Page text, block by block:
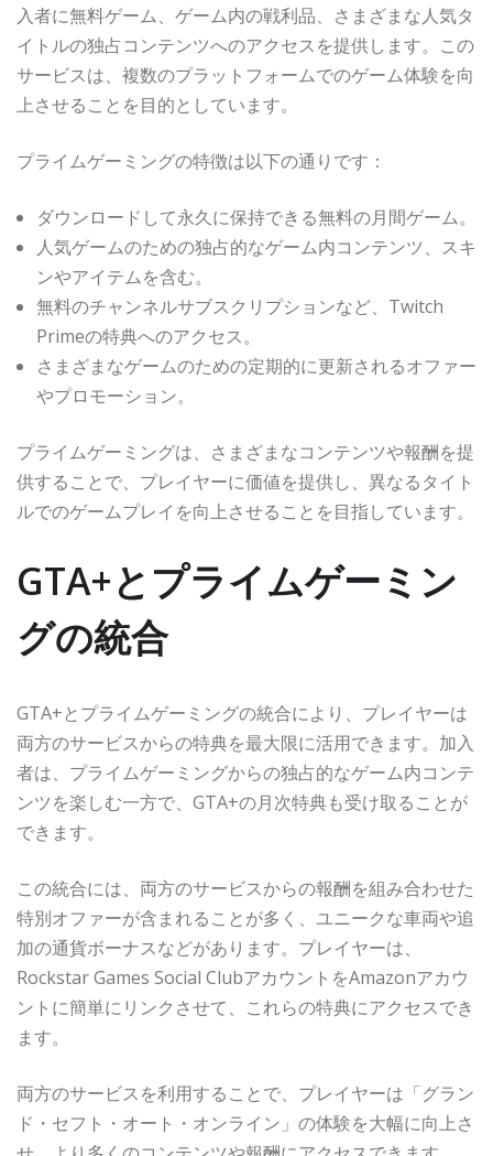
入者に無料ゲーム、ゲーム内の戦利品、さまざまな人気タ
イトルの独占コンテンツへのアクセスを提供します。この
サービスは、複数のプラットフォームでのゲーム体験を向
上させることを目的としています。
プライムゲーミングの特徴は以下の通りです：
ダウンロードして永久に保持できる無料の月間ゲーム。
人気ゲームのための独占的なゲーム内コンテンツ、スキ
ンやアイテムを含む。
無料のチャンネルサブスクリプションなど、Twitch
Primeの特典へのアクセス。
さまざまなゲームのための定期的に更新されるオファー
やプロモーション。
プライムゲーミングは、さまざまなコンテンツや報酬を提
供することで、プレイヤーに価値を提供し、異なるタイト
ルでのゲームプレイを向上させることを目指しています。
GTA+とプライムゲーミン
グの統合
GTA+とプライムゲーミングの統合により、プレイヤーは
両方のサービスからの特典を最大限に活用できます。加入
者は、プライムゲーミングからの独占的なゲーム内コンテ
ンツを楽しむ一方で、GTA+の月次特典も受け取ることが
できます。
この統合には、両方のサービスからの報酬を組み合わせた
特別オファーが含まれることが多く、ユニークな車両や追
加の通貨ボーナスなどがあります。プレイヤーは、
Rockstar Games Social ClubアカウントをAmazonアカウ
ントに簡単にリンクさせて、これらの特典にアクセスでき
ます。
両方のサービスを利用することで、プレイヤーは「グラン
ド・セフト・オート・オンライン」の体験を大幅に向上さ